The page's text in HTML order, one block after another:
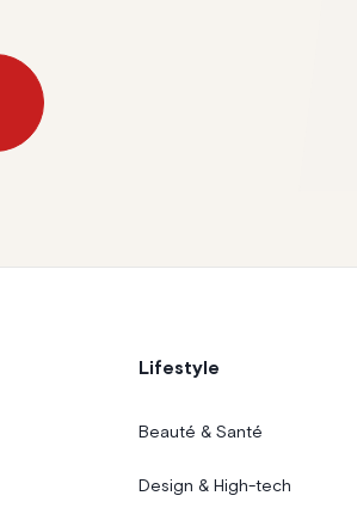
Lifestyle
Beauté & Santé
Design & High-tech